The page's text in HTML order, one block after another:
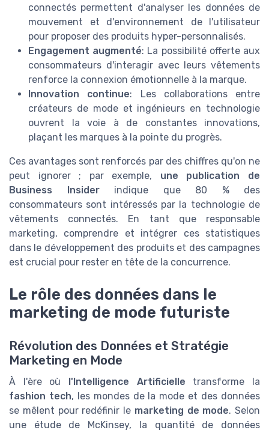
connectés permettent d'analyser les données de
mouvement et d'environnement de l'utilisateur
pour proposer des produits hyper-personnalisés.
Engagement augmenté: La possibilité offerte aux
consommateurs d'interagir avec leurs vêtements
renforce la connexion émotionnelle à la marque.
Innovation continue: Les collaborations entre
créateurs de mode et ingénieurs en technologie
ouvrent la voie à de constantes innovations,
plaçant les marques à la pointe du progrès.
Ces avantages sont renforcés par des chiffres qu'on ne
peut ignorer ; par exemple, une publication de
Business Insiderindique que 80 % des
consommateurs sont intéressés par la technologie de
vêtements connectés. En tant que responsable
marketing, comprendre et intégrer ces statistiques
dans le développement des produits et des campagnes
est crucial pour rester en tête de la concurrence.
Le rôle des données dans le
marketing de mode futuriste
Révolution des Données et Stratégie
Marketing en Mode
À l'ère où l'Intelligence Artificielle transforme la
fashion tech, les mondes de la mode et des données
se mêlent pour redéfinir le marketing de mode. Selon
une étude de McKinsey, la quantité de données